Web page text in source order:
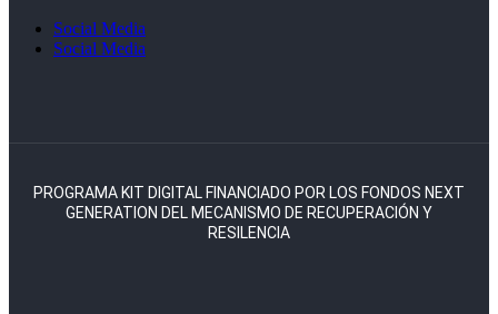
Social Media
Social Media
PROGRAMA KIT DIGITAL FINANCIADO POR LOS FONDOS NEXT
GENERATION DEL MECANISMO DE RECUPERACIÓN Y
RESILENCIA